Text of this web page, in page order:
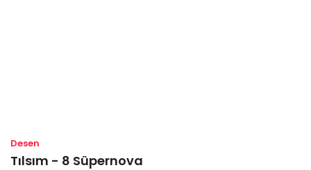
Desen
Tılsım - 8 Süpernova